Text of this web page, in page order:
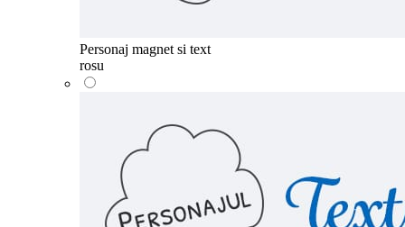
Personaj magnet si text
rosu